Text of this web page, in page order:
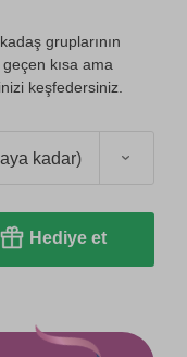
gruplarının
kısa ama
keşfedersiniz.
kadar)
Hediye et